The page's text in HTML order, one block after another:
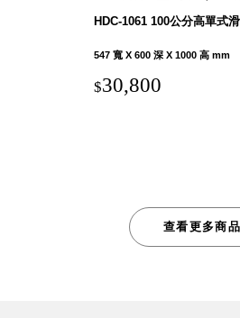
HDC-1061 100公分高單式
547 寬 X 600 深 X 1000 高 mm
$30,800
查看更多商品